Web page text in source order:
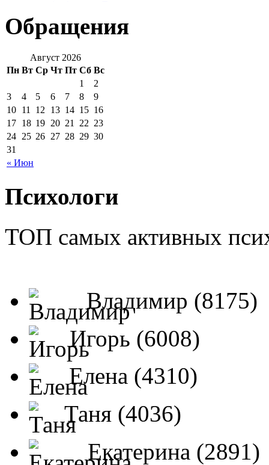
Обращения
Август 2026
Пн Вт Ср Чт Пт Сб Вс
« Июн
1
2
3
4 5 6 7 8
9
10 11 12 13 14 15 16
17 18 19 20 21 22 23
24 25 26 27 28 29 30
31
Психологи
ТОП самых активных
Владимир (8175)
Игорь (6008)
Елена (4310)
Таня (4036)
Екатерина (2891)